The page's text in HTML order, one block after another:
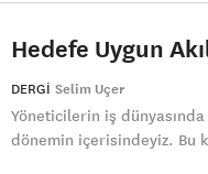
Hedefe Uygun
DERGI Selim Uçer
Yöneticilerin iş
dönemin içerisindeyiz. Bu